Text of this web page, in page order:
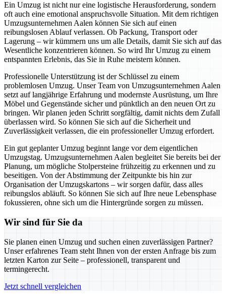
Ein Umzug ist nicht nur eine logistische Herausforderung, sondern
oft auch eine emotional anspruchsvolle Situation. Mit dem richtigen
Umzugsunternehmen Aalen können Sie sich auf einen
reibungslosen Ablauf verlassen. Ob Packung, Transport oder
Lagerung – wir kümmern uns um alle Details, damit Sie sich auf das
Wesentliche konzentrieren können. So wird Ihr Umzug zu einem
entspannten Erlebnis, das Sie in Ruhe meistern können.
Professionelle Unterstützung ist der Schlüssel zu einem
problemlosen Umzug. Unser Team von Umzugsunternehmen Aalen
setzt auf langjährige Erfahrung und modernste Ausrüstung, um Ihre
Möbel und Gegenstände sicher und pünktlich an den neuen Ort zu
bringen. Wir planen jeden Schritt sorgfältig, damit nichts dem Zufall
überlassen wird. So können Sie sich auf die Sicherheit und
Zuverlässigkeit verlassen, die ein professioneller Umzug erfordert.
Ein gut geplanter Umzug beginnt lange vor dem eigentlichen
Umzugstag. Umzugsunternehmen Aalen begleitet Sie bereits bei der
Planung, um mögliche Stolpersteine frühzeitig zu erkennen und zu
beseitigen. Von der Abstimmung der Zeitpunkte bis hin zur
Organisation der Umzugskartons – wir sorgen dafür, dass alles
reibungslos abläuft. So können Sie sich auf Ihre neue Lebensphase
fokussieren, ohne sich um die Hintergründe sorgen zu müssen.
Wir sind für Sie da
Sie planen einen Umzug und suchen einen zuverlässigen Partner?
Unser erfahrenes Team steht Ihnen von der ersten Anfrage bis zum
letzten Karton zur Seite – professionell, transparent und
termingerecht.
Jetzt schnell vergleichen